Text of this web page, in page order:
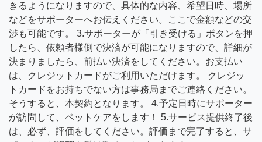
きるようになりますので、具体的な内容、希望日時、場所
などをサポーターへお伝えください。ここで金額などの交
渉も可能です。 3.サポーターが「引き受ける」ボタンを押
したら、依頼者様側で決済が可能になりますので、詳細が
決まりましたら、前払い決済をしてください。お支払い
は、クレジットカードがご利用いただけます。 クレジッ
トカードをお持ちでない方は事務局までご連絡ください。
そうすると、本契約となります。 4.予定日時にサポーター
が訪問して、ペットケアをします！ 5.サービス提供終了後
は、必ず、評価をしてください。評価まで完了すると、サ